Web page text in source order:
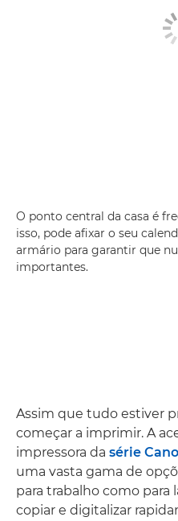
O ponto central da casa é
isso, pode afixar o seu
armário para garantir que
importantes.
Assim que tudo estiver
começar a imprimir. A
impressora da série
uma vasta gama de
para trabalho como para
copiar e digitalizar